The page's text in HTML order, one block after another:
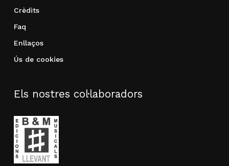
Crèdits
Faq
Enllaços
Ús de cookies
Els nostres col·laboradors